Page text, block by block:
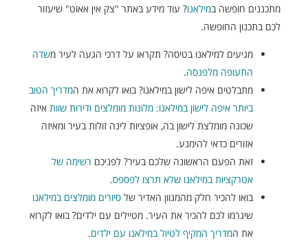
מתכננים חופשה ב מילאנו? עוד מידע באתר "צק אין אאוט" שיעזור
לכם בתכנון החופשה.
מגיעים למילאנו בטיסה? תקראו על דרכי הגעה לעיר מ שדה
התעופה מלפנסה.
מתבלטים איפה לישון במילאנו? בואו לקרוא את ה מדריך הטוב
ביותראיפה לישון במילאנו: מלונות מומלצים ודירות שוותאיזה
שכונה מומלצת לישון בה, אופציות לינה זולות בעיר ומאיזה
אזורים כדאי להימנע.
זאת הפעם הראשונה שלכם בעיר? לפניכםרשימה של
אטרקציות במילאנו שלא תרצו לפספס.
בואו להכיר חלק מהמגוון האדיר שלסיורים מומלצים במילאנו
שיגרמו לכם להכיר את העיר. מטיילים עם ילדים? בואו לקרוא
את ה מדריך המקיף לטיול במילאנו עם ילדים.